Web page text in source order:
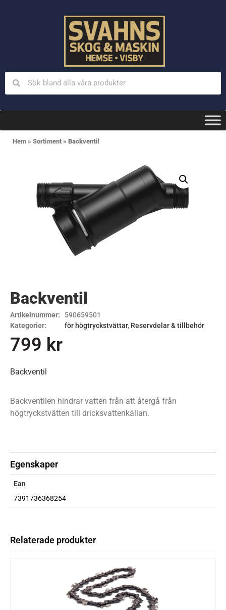
Hem » Sortiment » Backventil
Backventil
Artikelnummer:
590659501
Kategorier:
för högtryckstvättar, Reservdelar & tillbehör
799 kr
Backventil
Backventilen hindrar vatten från att återgå från
högtryckstvätten till dricksvattenkällan.
Egenskaper
Ean
7391736368254
Relaterade produkter